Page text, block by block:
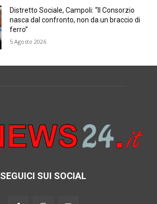
Distretto Sociale, Campoli: “Il Consorzio
nasca dal confronto, non da un braccio di
ferro”
5 Agosto 2026
SEGUICI SUI SOCIAL